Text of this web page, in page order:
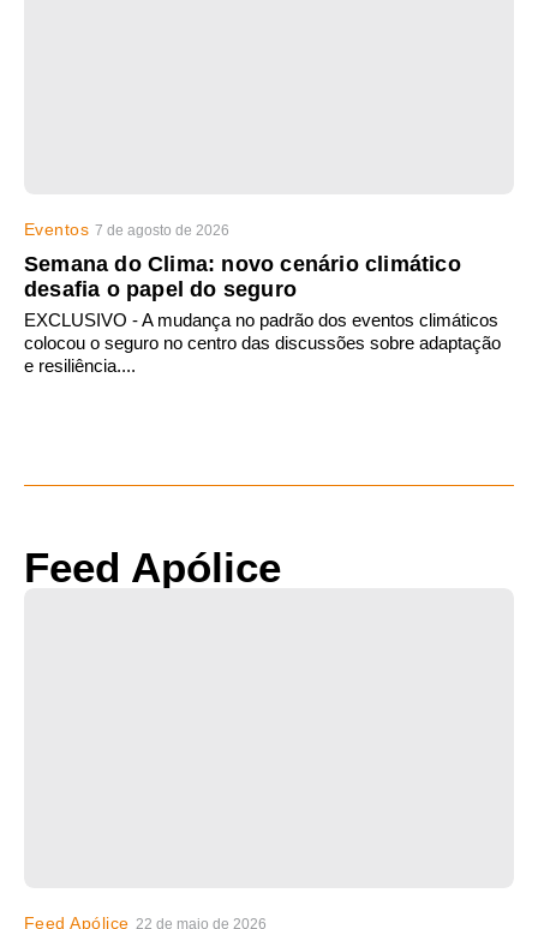
Eventos 7 de agosto de 2026
Semana do Clima: novo cenário climático
desafia o papel do seguro
EXCLUSIVO - A mudança no padrão dos eventos climáticos
colocou o seguro no centro das discussões sobre adaptação
e resiliência....
Feed Apólice
Feed Apólice 22 de maio de 2026